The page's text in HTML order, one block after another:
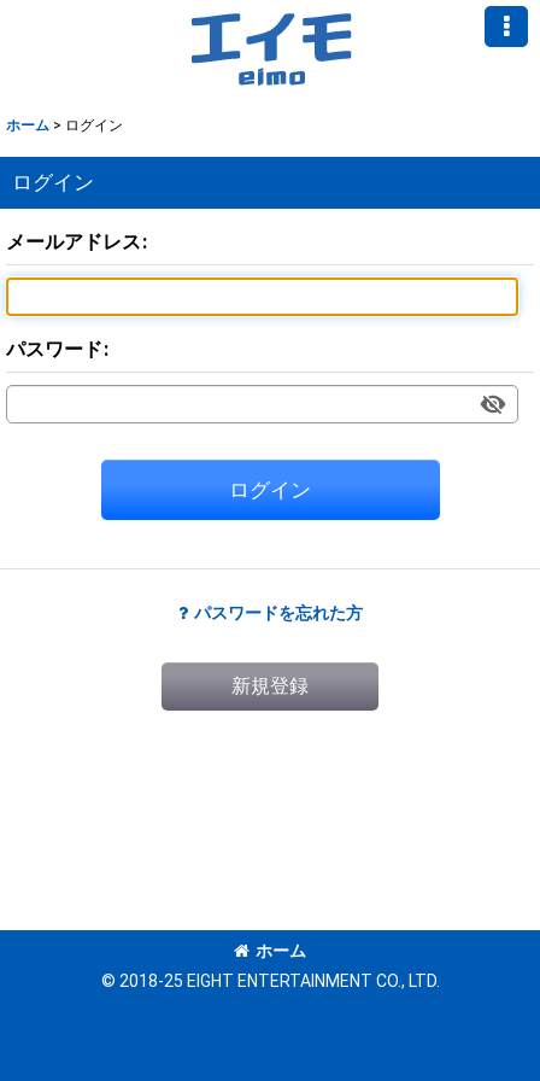
ホーム > ログイン
ログイン
メールアドレス:
パスワード:
ログイン
パスワードを忘れた方
新規登録
ホーム
© 2018-25 EIGHT ENTERTAINMENT CO., LTD.